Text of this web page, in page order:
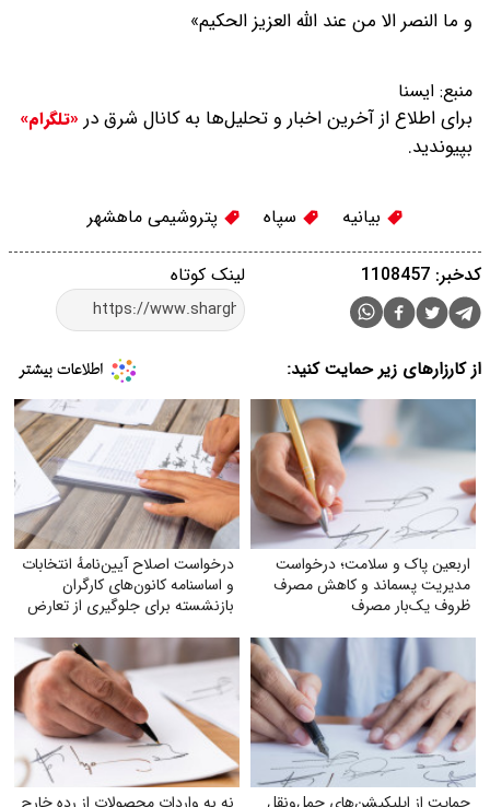
و ما النصر الا من عند الله العزیز الحکیم»
منبع: ایسنا
برای اطلاع از آخرین اخبار و تحلیل‌ها به کانال شرق در «تلگرام»
بپیوندید.
بیانیه سپاه پتروشیمی ماهشهر
لینک کوتاه کدخبر: 1108457
از کارزارهای زیر حمایت کنید:
اربعین پاک و سلامت؛ درخواست
مدیریت پسماند و کاهش مصرف
ظروف یک‌بار مصرف
درخواست اصلاح آیین‌نامهٔ انتخابات
و اساسنامه کانون‌های کارگران
بازنشسته برای جلوگیری از تعارض